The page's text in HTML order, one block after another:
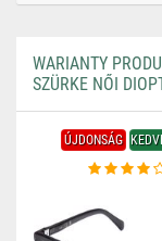
WARIANTY
SZÜRKE NŐI
ÚJDONSÁG